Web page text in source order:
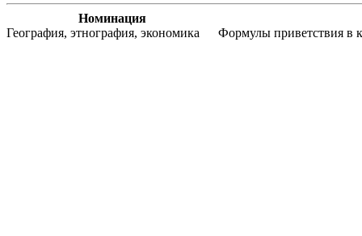
Номинация
География, этнография, экономика
Формулы приветствия в